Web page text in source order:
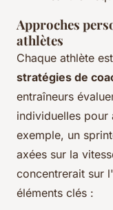
Approches
athlètes
Chaque athlète
stratégies de
entraîneurs
individuelles pour
exemple, un
axées sur la
concentrerait sur
éléments clés :